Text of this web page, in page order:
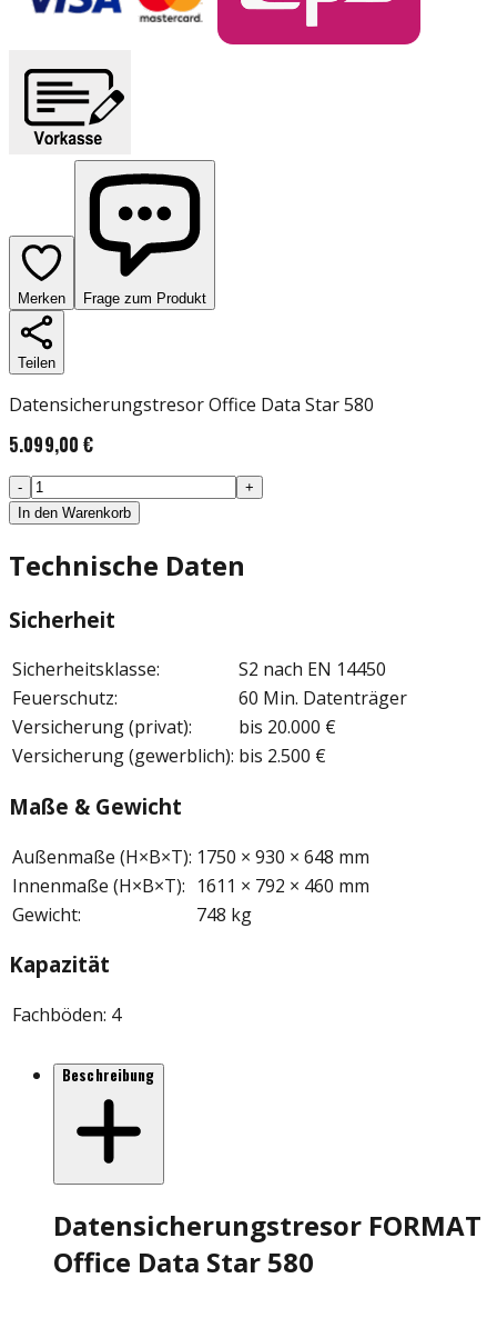
Merken Frage zum Produkt
Teilen
Datensicherungstresor Office Data Star 580
5.099,00 €
-
+
In den Warenkorb
Technische Daten
Sicherheit
Sicherheitsklasse:
S2 nach EN 14450
Feuerschutz:
60 Min. Datenträger
Versicherung (privat):
bis 20.000 €
Versicherung (gewerblich): bis 2.500 €
Maße & Gewicht
Außenmaße (H×B×T): 1750 × 930 × 648 mm
Innenmaße (H×B×T): 1611 × 792 × 460 mm
Gewicht: 748 kg
Kapazität
Fachböden: 4
Beschreibung
Datensicherungstresor FORMAT
Office Data Star 580